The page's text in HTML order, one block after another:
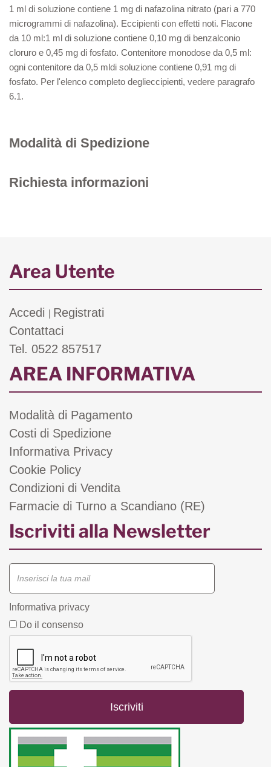
1 ml di soluzione contiene 1 mg di nafazolina nitrato (pari a 770
microgrammi di nafazolina). Eccipienti con effetti noti. Flacone
da 10 ml:1 ml di soluzione contiene 0,10 mg di benzalconio
cloruro e 0,45 mg di fosfato. Contenitore monodose da 0,5 ml:
ogni contenitore da 0,5 mldi soluzione contiene 0,91 mg di
fosfato. Per l'elenco completo deglieccipienti, vedere paragrafo
6.1.
Modalità di Spedizione
Richiesta informazioni
Area Utente
Accedi
Registrati
Contattaci
Tel. 0522 857517
AREA INFORMATIVA
Modalità di Pagamento
Costi di Spedizione
Informativa Privacy
Cookie Policy
Condizioni di Vendita
Farmacie di Turno a Scandiano (RE)
Iscriviti alla Newsletter
Informativa privacy
Do il consenso